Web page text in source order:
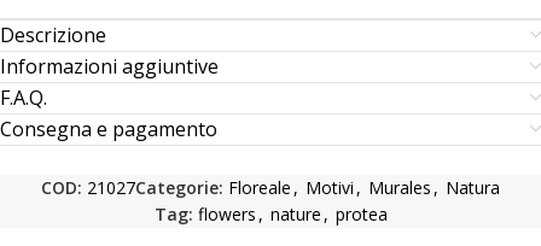
Descrizione
Informazioni aggiuntive
F.A.Q.
Consegna e pagamento
COD: 21027Categorie: Floreale , Motivi , Murales , Natura
Tag: flowers , nature , protea